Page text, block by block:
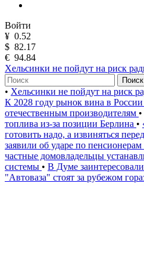
Войти
¥ 0.52
$ 82.17
€ 94.84
Хельсинки не пойдут на риск
Поиск
• Хельсинки не пойдут на риск
К 2028 году рынок вина в России
отечественным производителям •
топлива из-за позиции Берлина •
готовить надо, а извиняться
заявили об ударе по пенсионерам
частные домовладельцы
системы • В Думе
"Автоваза" стоят за рубежом